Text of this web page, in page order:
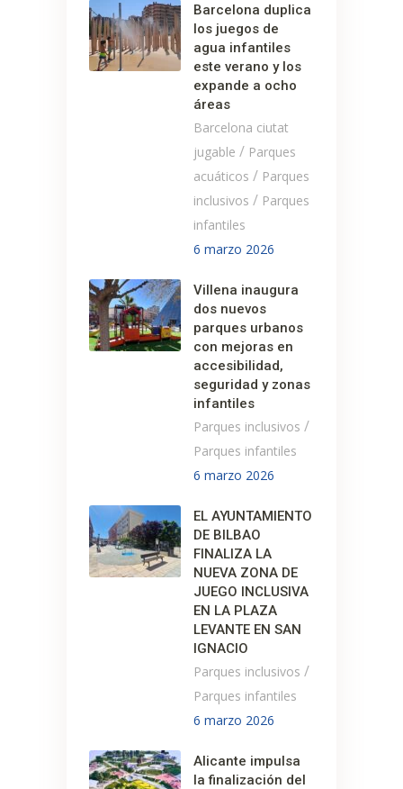
Barcelona duplica
los juegos de
agua infantiles
este verano y los
expande a ocho
áreas
Barcelona ciutat
jugable / Parques
acuáticos / Parques
inclusivos / Parques
infantiles
6 marzo 2026
Villena inaugura
dos nuevos
parques urbanos
con mejoras en
accesibilidad,
seguridad y zonas
infantiles
Parques inclusivos /
Parques infantiles
6 marzo 2026
EL AYUNTAMIENTO
DE BILBAO
FINALIZA LA
NUEVA ZONA DE
JUEGO INCLUSIVA
EN LA PLAZA
LEVANTE EN SAN
IGNACIO
Parques inclusivos /
Parques infantiles
6 marzo 2026
Alicante impulsa
la finalización del